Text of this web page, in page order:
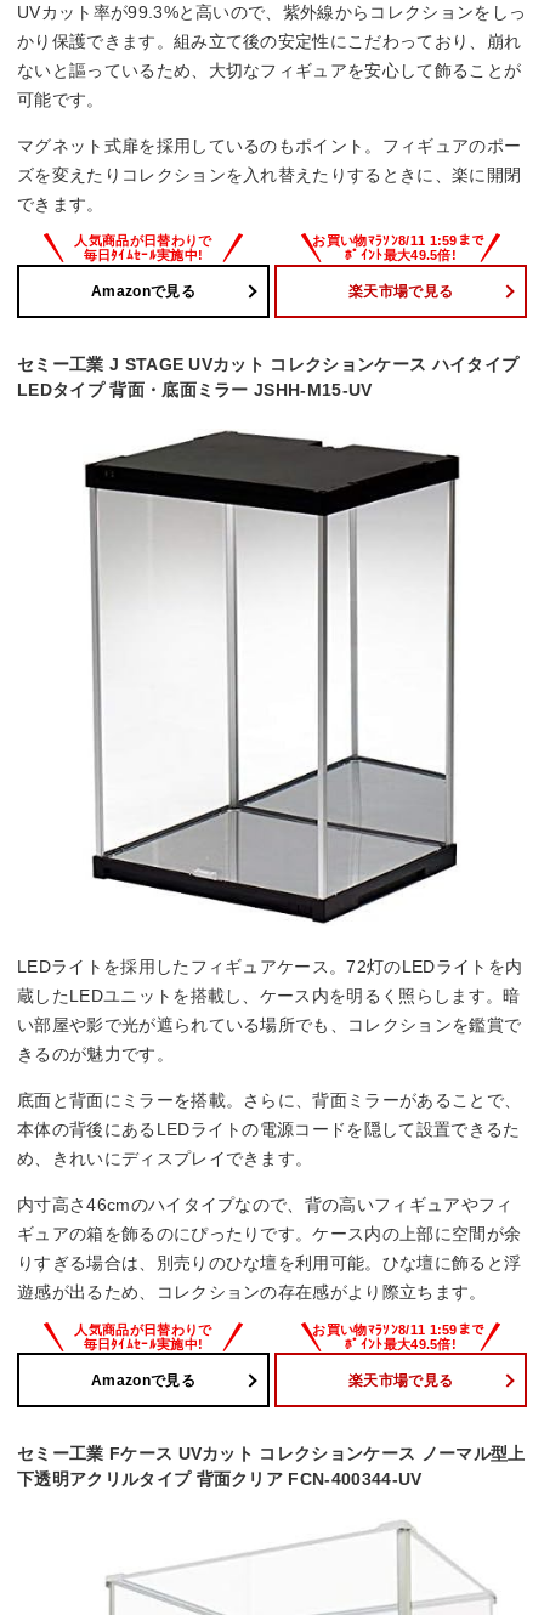
UVカット率が99.3%と高いので、紫外線からコレクションをしっ
かり保護できます。組み立て後の安定性にこだわっており、崩れ
ないと謳っているため、大切なフィギュアを安心して飾ることが
可能です。
マグネット式扉を採用しているのもポイント。フィギュアのポー
ズを変えたりコレクションを入れ替えたりするときに、楽に開閉
できます。
Amazonで見る 楽天市場で見る
セミー工業 J STAGE UVカット コレクションケース ハイタイプ
LEDタイプ 背面・底面ミラー JSHH-M15-UV
LEDライトを採用したフィギュアケース。72灯のLEDライトを内
蔵したLEDユニットを搭載し、ケース内を明るく照らします。暗
い部屋や影で光が遮られている場所でも、コレクションを鑑賞で
きるのが魅力です。
底面と背面にミラーを搭載。さらに、背面ミラーがあることで、
本体の背後にあるLEDライトの電源コードを隠して設置できるた
め、きれいにディスプレイできます。
内寸高さ46cmのハイタイプなので、背の高いフィギュアやフィ
ギュアの箱を飾るのにぴったりです。ケース内の上部に空間が余
りすぎる場合は、別売りのひな壇を利用可能。ひな壇に飾ると浮
遊感が出るため、コレクションの存在感がより際立ちます。
Amazonで見る 楽天市場で見る
セミー工業 Fケース UVカット コレクションケース ノーマル型上
下透明アクリルタイプ 背面クリア FCN-400344-UV